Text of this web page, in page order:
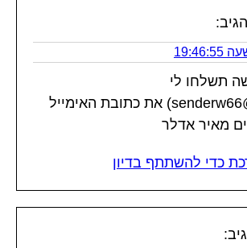
הגיב:
תשלחו לי
(senderw66@gmail.com) את כתובת האימייל
מאיר אדלר
כדי להשתתף בדיון